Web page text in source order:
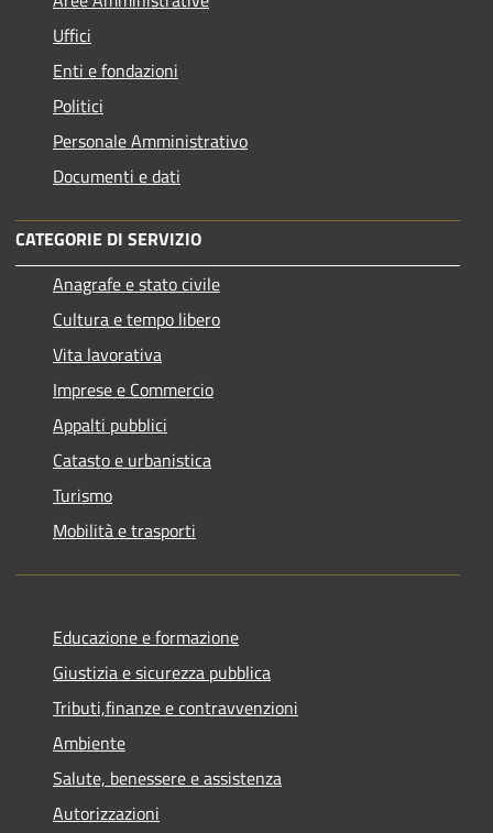
Uffici
Enti e fondazioni
Politici
Personale Amministrativo
Documenti e dati
CATEGORIE DI SERVIZIO
Anagrafe e stato civile
Cultura e tempo libero
Vita lavorativa
Imprese e Commercio
Appalti pubblici
Catasto e urbanistica
Turismo
Mobilità e trasporti
Educazione e formazione
Giustizia e sicurezza pubblica
Tributi,finanze e contravvenzioni
Ambiente
Salute, benessere e assistenza
Autorizzazioni